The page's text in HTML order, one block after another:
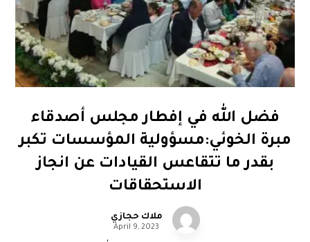
فضل الله في إفطار مجلس أصدقاء
مبرة الخوئي:مسؤولية المؤسسات تكبر
بقدر ما تتقاعس القيادات عن انجاز
الاستحقاقات
ملاك حجازي
April 9, 2023